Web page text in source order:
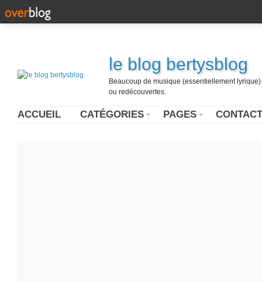
le blog bertysblog
Beaucoup de musique (essentiellement
ou redécouvertes.
ACCUEIL CATÉGORIES PAGES CONTACT